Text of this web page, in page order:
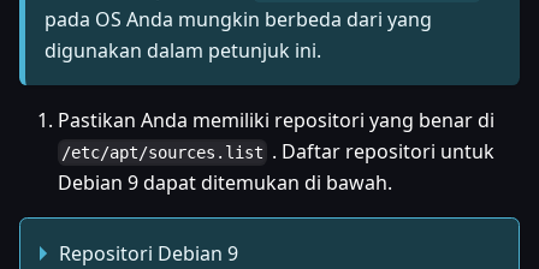
pada OS Anda mungkin berbeda dari yang
digunakan dalam petunjuk ini.
Pastikan Anda memiliki repositori yang benar di
/etc/apt/sources.list . Daftar repositori untuk
Debian 9 dapat ditemukan di bawah.
Repositori Debian 9